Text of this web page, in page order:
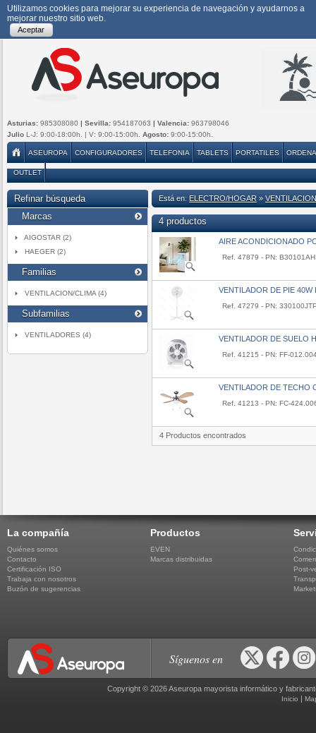
Utilizamos cookies para mejorar su experiencia de navegación y ayudarnos a
mejorar nuestro sitio web.
Aceptar
Asturias: 985308080 | Sevilla: 954187063 | Valencia: 963798046
Julio L-J: 9:00-18:00h. | V: 9:00-15:00h. Agosto: 9:00-15:00h.
ASEUROPA CONFIGURADORES TELEFONIA TABLETS PORTATILES
OUTLET
Refinar búsqueda
Marcas
AIGOSTAR (2)
HAEGER (2)
Familias
VENTILACION/CLIMA (4)
Subfamilias
VENTILADORES (4)
Está en: ELECTRO/HOGAR »
4 productos
AIRE ACONDICIONADO
Ref. 47879 - PN:
VENTILADOR DE PIE 40W
Ref. 47279 - PN:
VENTILADOR DE SUELO
Ref. 41215 - PN: FF-
VENTILADOR DE TECHO
Ref. 41213 - PN: FC-
4 Productos encontrados
La compañía
Quiénes somos
Contacto
Certificación ISO
Trabaja con nosotros
Buzón de sugerencias
Productos
EVEN
Marcas distribuidas
Post-
Síguenos en
Copyright © 2026 Aseuropa mayorista informático y
Inicio |